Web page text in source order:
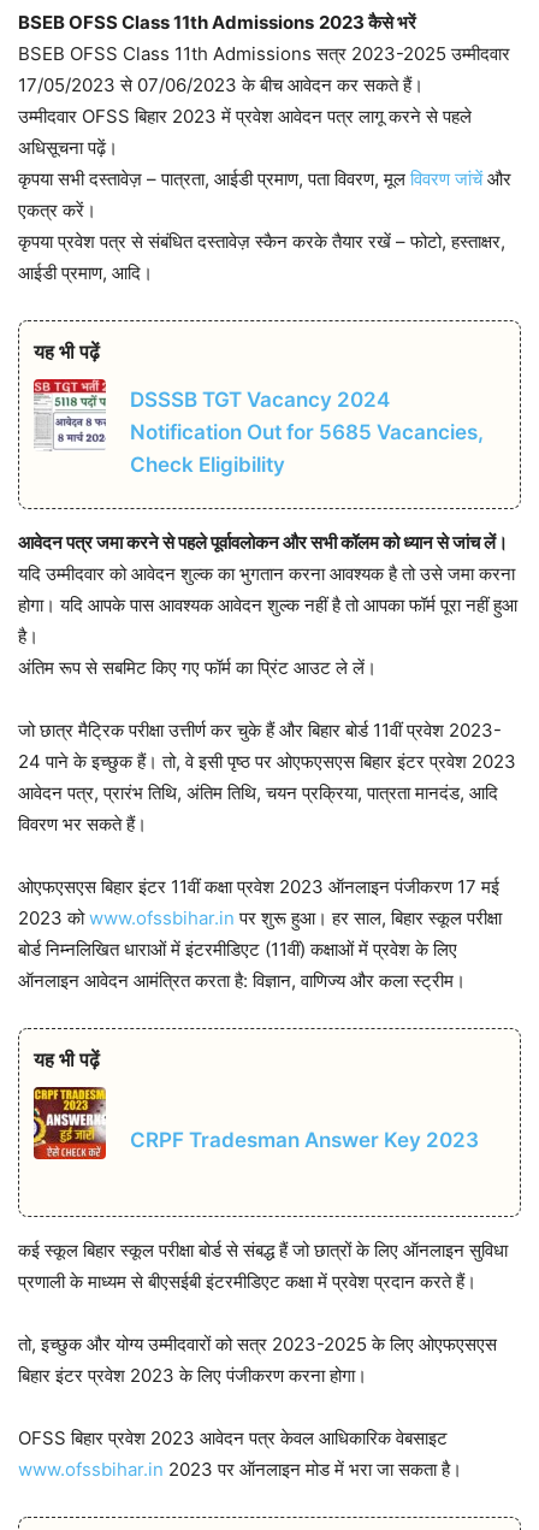
BSEB OFSS Class 11th Admissions 2023 कैसे भरें
BSEB OFSS Class 11th Admissions सत्र 2023-2025 उम्मीदवार
17/05/2023 से 07/06/2023 के बीच आवेदन कर सकते हैं।
उम्मीदवार OFSS बिहार 2023 में प्रवेश आवेदन पत्र लागू करने से पहले
अधिसूचना पढ़ें।
कृपया सभी दस्तावेज़ – पात्रता, आईडी प्रमाण, पता विवरण, मूलविवरण जांचेंऔर
एकत्र करें।
कृपया प्रवेश पत्र से संबंधित दस्तावेज़ स्कैन करके तैयार रखें – फोटो, हस्ताक्षर,
आईडी प्रमाण, आदि।
यह भी पढ़ें
DSSSB TGT Vacancy 2024
Notification Out for 5685 Vacancies,
Check Eligibility
आवेदन पत्र जमा करने से पहले पूर्वावलोकन और सभी कॉलम को ध्यान से जांच लें।
यदि उम्मीदवार को आवेदन शुल्क का भुगतान करना आवश्यक है तो उसे जमा करना
होगा। यदि आपके पास आवश्यक आवेदन शुल्क नहीं है तो आपका फॉर्म पूरा नहीं हुआ
है।
अंतिम रूप से सबमिट किए गए फॉर्म का प्रिंट आउट ले लें।
जो छात्र मैट्रिक परीक्षा उत्तीर्ण कर चुके हैं और बिहार बोर्ड 11वीं प्रवेश 2023-
24 पाने के इच्छुक हैं। तो, वे इसी पृष्ठ पर ओएफएसएस बिहार इंटर प्रवेश 2023
आवेदन पत्र, प्रारंभ तिथि, अंतिम तिथि, चयन प्रक्रिया, पात्रता मानदंड, आदि
विवरण भर सकते हैं।
ओएफएसएस बिहार इंटर 11वीं कक्षा प्रवेश 2023 ऑनलाइन पंजीकरण 17 मई
2023 कोwww.ofssbihar.in पर शुरू हुआ। हर साल, बिहार स्कूल परीक्षा
बोर्ड निम्नलिखित धाराओं में इंटरमीडिएट (11वीं) कक्षाओं में प्रवेश के लिए
ऑनलाइन आवेदन आमंत्रित करता है: विज्ञान, वाणिज्य और कला स्ट्रीम।
यह भी पढ़ें
CRPF Tradesman Answer Key 2023
कई स्कूल बिहार स्कूल परीक्षा बोर्ड से संबद्ध हैं जो छात्रों के लिए ऑनलाइन सुविधा
प्रणाली के माध्यम से बीएसईबी इंटरमीडिएट कक्षा में प्रवेश प्रदान करते हैं।
तो, इच्छुक और योग्य उम्मीदवारों को सत्र 2023-2025 के लिए ओएफएसएस
बिहार इंटर प्रवेश 2023 के लिए पंजीकरण करना होगा।
OFSS बिहार प्रवेश 2023 आवेदन पत्र केवल आधिकारिक वेबसाइट
www.ofssbihar.in 2023 पर ऑनलाइन मोड में भरा जा सकता है।